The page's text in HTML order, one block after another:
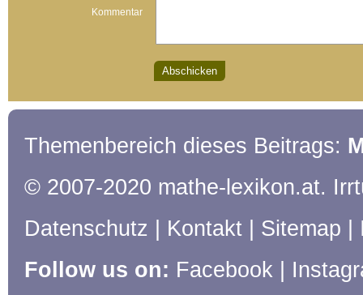
Kommentar
Themenbereich dieses Beitrags:
© 2007-2020 mathe-lexikon.at.
Datenschutz
Kontakt Sitemap
Follow us on: Facebook